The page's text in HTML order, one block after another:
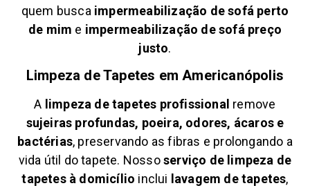
quem busca impermeabilização de sofá perto
de mim e impermeabilização de sofá preço
justo.
Limpeza de Tapetes emAmericanópolis
A limpeza de tapetes profissional remove
sujeiras profundas, poeira, odores, ácaros e
bactérias, preservando as fibras e prolongando a
vida útil do tapete. Nossoserviço de limpeza de
tapetes à domicílio inclui lavagem de tapetes,